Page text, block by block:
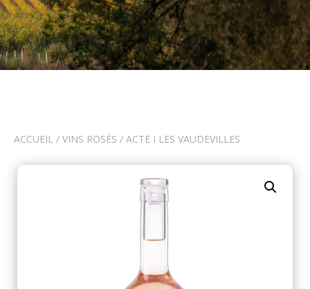
ACCUEIL / VINS ROSÉS / ACTE I LES VAUDEVILLES